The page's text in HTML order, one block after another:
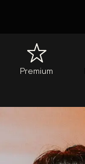
Premium